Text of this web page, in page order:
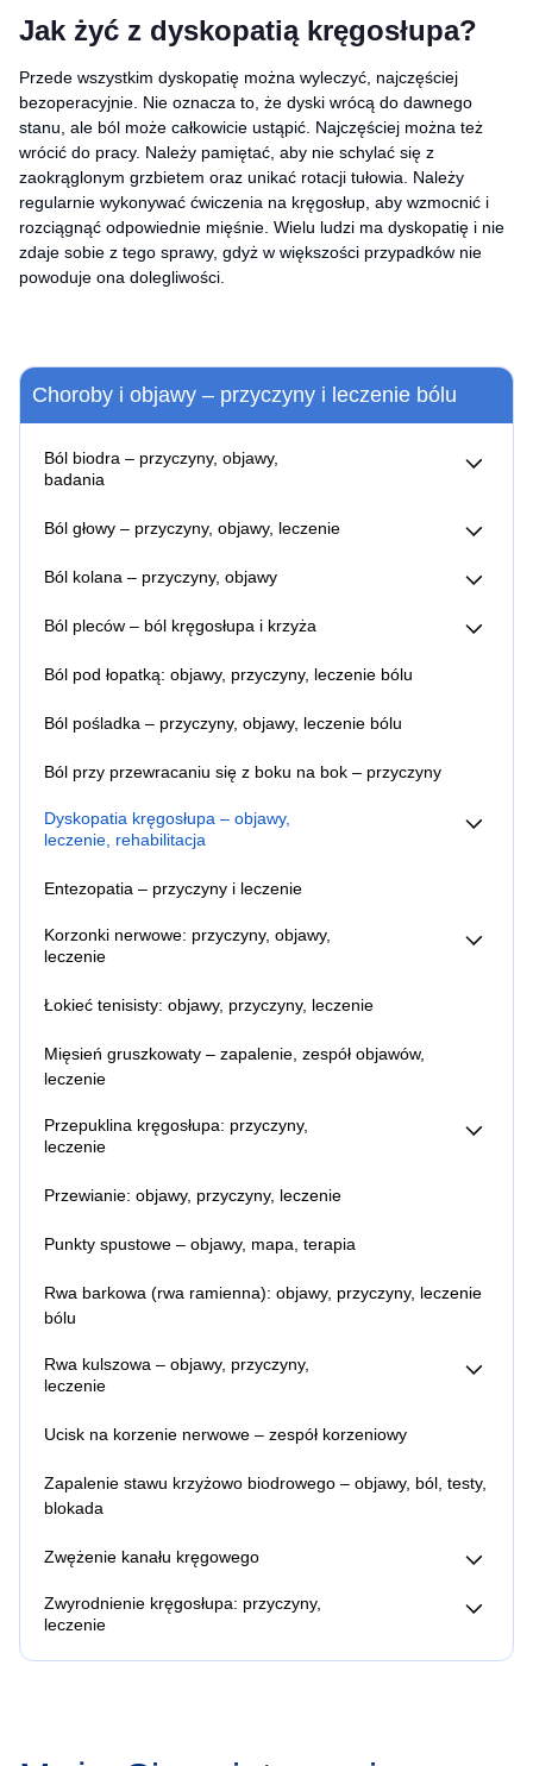
Choroby i objawy – przyczyny i leczenie bólu
Ból biodra – przyczyny, objawy,
badania
leczenie
Ból głowy – przyczyny, objawy, leczenie
Ból z tyłu głowy – przyczyny, objawy, leczenie bólu
Jak zapobiegać bólom głowy?
Ból kolana – przyczyny, objawy
leczenie
Ból pleców – ból kręgosłupa i krzyża
przy schylaniu
objawy, leczenie
Ból pleców na dole – przyczyny
Ból więzadła biodrowo lędźwiowego – objawy, przyczyny,
leczenie
Ból pod łopatką: objawy, przyczyny, leczenie bólu
Ból pośladka – przyczyny, objawy, leczenie bólu
Ból przy przewracaniu się z boku na bok – przyczyny
Dyskopatia kręgosłupa – objawy,
leczenie, rehabilitacja
leczenie, rehabilitacja
Entezopatia – przyczyny i leczenie
Korzonki nerwowe: przyczyny, objawy,
leczenie
leczenie bólu
Łokieć tenisisty: objawy, przyczyny, leczenie
Mięsień gruszkowaty – zapalenie, zespół objawów,
leczenie
Przepuklina kręgosłupa: przyczyny,
leczenie
Sekwestracja krążka międzykręgowego (dysku)
Przewianie: objawy, przyczyny, leczenie
Punkty spustowe – objawy, mapa, terapia
Rwa barkowa (rwa ramienna): objawy, przyczyny, leczenie
bólu
Rwa kulszowa – objawy, przyczyny,
leczenie
Rwa kulszowa – jak sobie radzić w domu?
Rwa kulszowa – jakie badania?
Rwa kulszowa – rehabilitacja i fizjoterapia
Rwa kulszowa i ból pleców – leczenie alternatywne
Rwa kulszowa ICD 10
Rwa kulszowa w ciąży: objawy, przyczyny, leczenie
Rwa kulszowa, a sport
Ucisk na korzenie nerwowe – zespół korzeniowy
Zapalenie stawu krzyżowo biodrowego – objawy, ból, testy,
blokada
Zwężenie kanału kręgowego
Zwyrodnienie kręgosłupa: przyczyny,
leczenie
Jak żyć z dyskopatią kręgosłupa?
Przede wszystkim dyskopatię można wyleczyć, najczęściej
bezoperacyjnie. Nie oznacza to, że dyski wrócą do dawnego
stanu, ale ból może całkowicie ustąpić. Najczęściej można też
wrócić do pracy. Należy pamiętać, aby nie schylać się z
zaokrąglonym grzbietem oraz unikać rotacji tułowia. Należy
regularnie wykonywać ćwiczenia na kręgosłup, aby wzmocnić i
rozciągnąć odpowiednie mięśnie. Wielu ludzi ma dyskopatię i nie
zdaje sobie z tego sprawy, gdyż w większości przypadków nie
powoduje ona dolegliwości.